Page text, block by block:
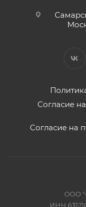
Согласие
Согласие на
ООО
ИНН